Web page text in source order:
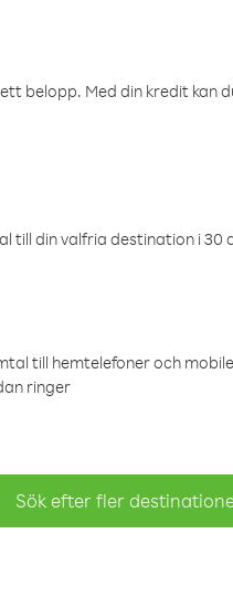
belopp. Med din kredit kan
din valfria destination i 30
till hemtelefoner och
ringer
Sök efter fler